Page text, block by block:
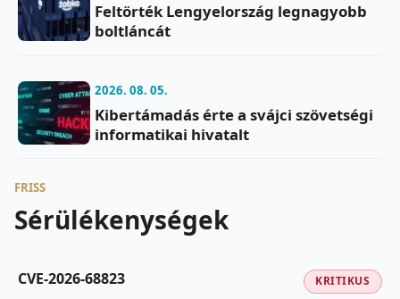
Feltörték Lengyelország legnagyobb
boltláncát
2026. 08. 05.
Kibertámadás érte a svájci szövetségi
informatikai hivatalt
FRISS
Sérülékenységek
CVE-2026-68823 KRITIKUS